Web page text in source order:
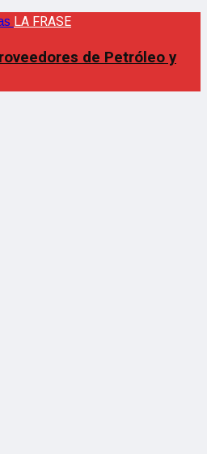
LA FRASE
de Petróleo y